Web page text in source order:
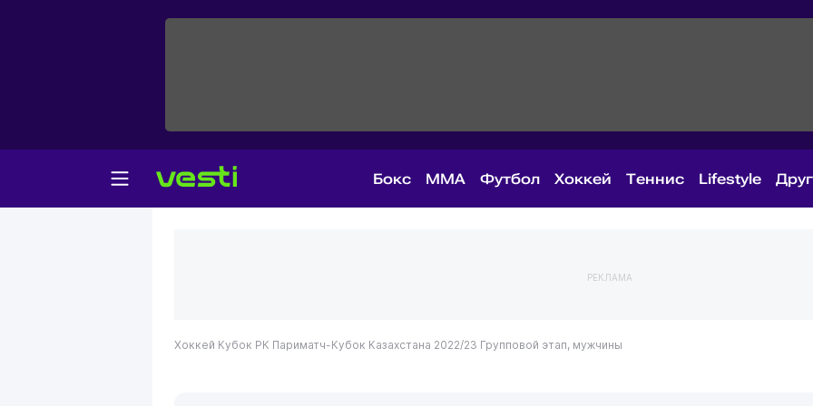
Бокс MMA Футбол Хоккей Теннис Lifestyle
РЕКЛАМА
Хоккей Кубок РК Париматч-Кубок Казахстана 2022/23 Групповой этап, мужчины